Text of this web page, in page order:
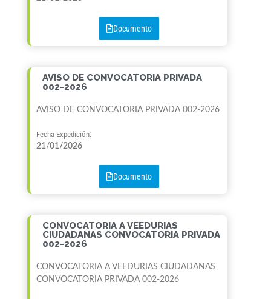
Documento
AVISO DE CONVOCATORIA PRIVADA
002-2026
AVISO DE CONVOCATORIA PRIVADA 002-2026
Fecha Expedición:
21/01/2026
Documento
CONVOCATORIA A VEEDURIAS
CIUDADANAS CONVOCATORIA PRIVADA
002-2026
CONVOCATORIA A VEEDURIAS CIUDADANAS
CONVOCATORIA PRIVADA 002-2026